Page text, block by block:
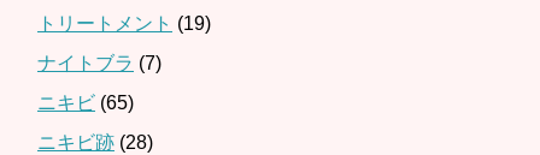
トリートメント (19)
ナイトブラ (7)
ニキビ (65)
ニキビ跡 (28)